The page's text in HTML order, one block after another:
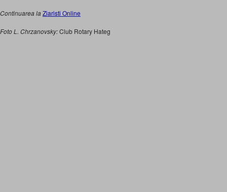
Continuarea laZiaristi Online
Foto L. Chrzanovsky:Club Rotary Hateg